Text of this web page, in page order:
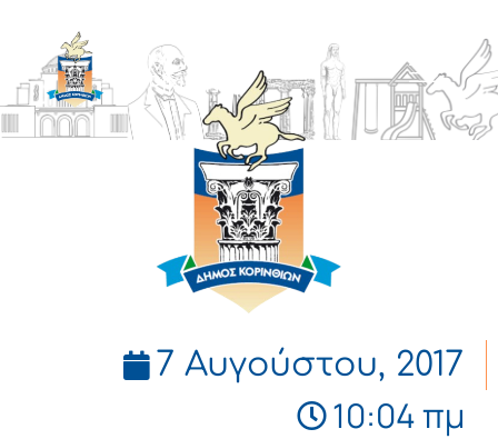
ΔΗΜΟΣ
ΚΟΡΙΝΘΙΩΝ
7 Αυγούστου, 2017
10:04 πμ